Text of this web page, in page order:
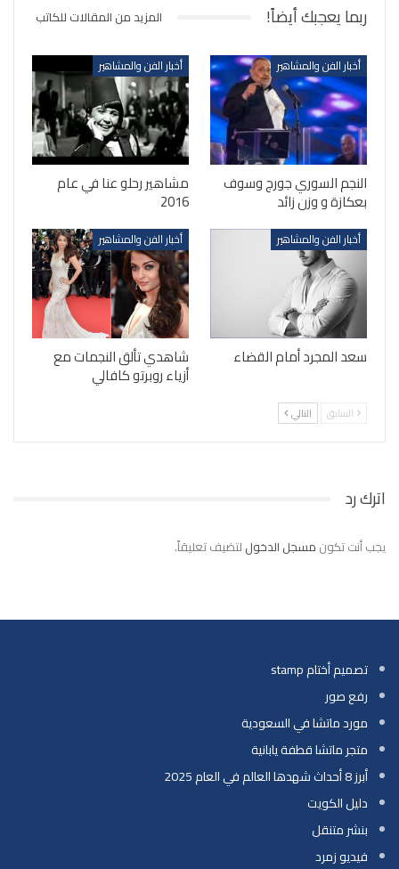
ربما يعجبك أيضاً! المزيد من المقالات للكاتب
أخبار الفن والمشاهير
النجم السوري جورج وسوف
بعكازة و وزن زائد
أخبار الفن والمشاهير
مشاهير رحلو عنا في عام
2016
أخبار الفن والمشاهير
سعد المجرد أمام القضاء
أخبار الفن والمشاهير
شاهدي تألق النجمات مع
أزياء روبرتو كافالي
السابق التالي
اترك رد
يجب أنت تكون مسجل الدخول لتضيف تعليقاً.
تصميم أختام stamp
رفع صور
مورد ماتشا في السعودية
متجر ماتشا قطفة يابانية
أبرز 8 أحداث شهدها العالم في العام 2025
دليل الكويت
بنشر متنقل
فيديو زمرد